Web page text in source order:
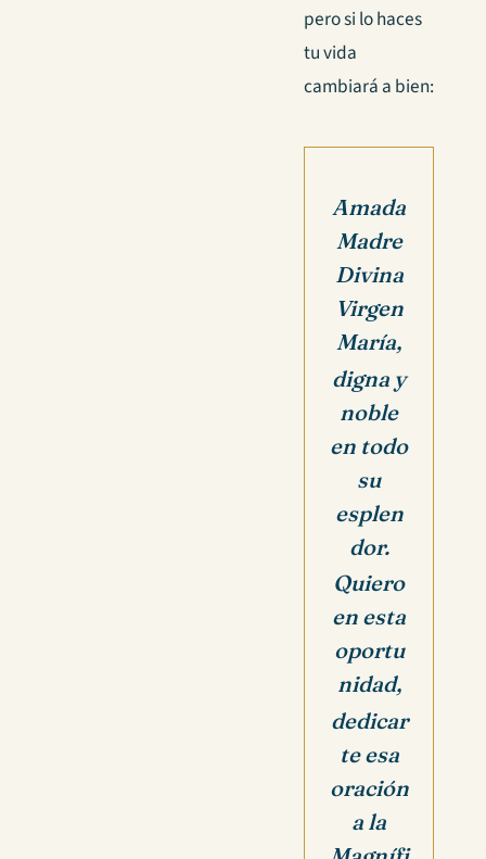
pero si lo haces
tu vida
cambiará a bien:
Amada
Madre
Divina
Virgen
María,
digna y
noble
en todo
su
esplen
dor.
Quiero
en esta
oportu
nidad,
dedicar
te esa
oración
a la